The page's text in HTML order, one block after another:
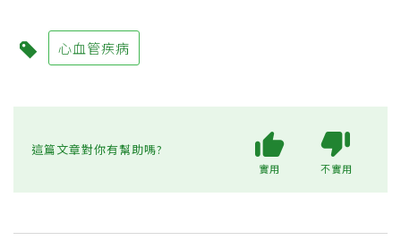
心血管疾病
這篇文章對你有幫助嗎?
實用 不實用